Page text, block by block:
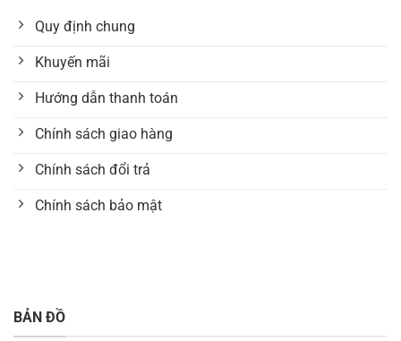
Quy định chung
Khuyến mãi
Hướng dẫn thanh toán
Chính sách giao hàng
Chính sách đổi trả
Chính sách bảo mật
BẢN ĐỒ